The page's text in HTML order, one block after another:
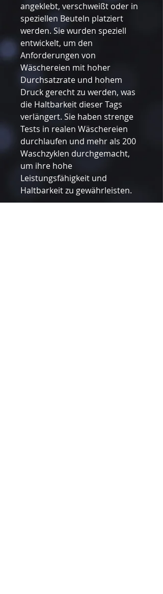
angeklebt, verschweißt oder in
speziellen Beuteln platziert
werden. Sie wurden speziell
entwickelt, um den
Anforderungen von
Wäschereien mit hoher
Durchsatzrate und hohem
Druck gerecht zu werden, was
die Haltbarkeit dieser Tags
verlängert. Sie haben strenge
Tests in realen Wäschereien
durchlaufen und mehr als 200
Waschzyklen durchgemacht,
um ihre hohe
Leistungsfähigkeit und
Haltbarkeit zu gewährleisten.